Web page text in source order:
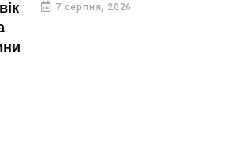
7 серпня, 2026